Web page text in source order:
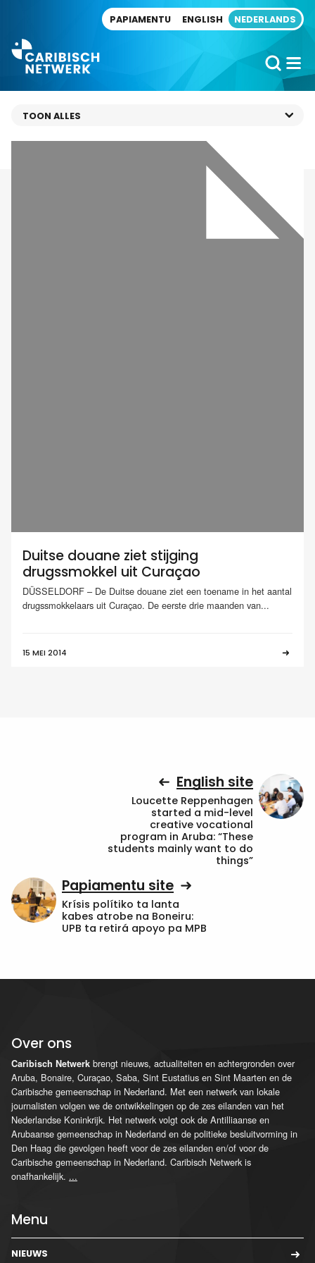
PAPIAMENTU ENGLISH NEDERLANDS
Duitse douane ziet stijging
drugssmokkel uit Curaçao
DÜSSELDORF – De Duitse douane ziet een toename in het aantal
drugssmokkelaars uit Curaçao. De eerste drie maanden van...
15 MEI 2014
English site
Loucette Reppenhagen
started a mid-level
creative vocational
program in Aruba: “These
students mainly want to do
things”
Papiamentu site
Krísis polítiko ta lanta
kabes atrobe na Boneiru:
UPB ta retirá apoyo pa MPB
Over ons
Caribisch Netwerk brengt nieuws, actualiteiten en achtergronden over
Aruba, Bonaire, Curaçao, Saba, Sint Eustatius en Sint Maarten en de
Caribische gemeenschap in Nederland. Met een netwerk van lokale
journalisten volgen we de ontwikkelingen op de zes eilanden van het
Nederlandse Koninkrijk. Het netwerk volgt ook de Antilliaanse en
Arubaanse gemeenschap in Nederland en de politieke besluitvorming in
Den Haag die gevolgen heeft voor de zes eilanden en/of voor de
Caribische gemeenschap in Nederland. Caribisch Netwerk is
onafhankelijk. ...
Menu
NIEUWS